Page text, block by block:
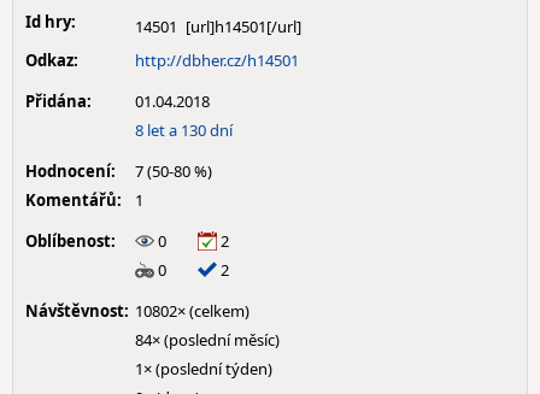
Id hry:
14501
Odkaz:
http://dbher.cz/h14501
Přidána:
01.04.2018
8 let a 130 dní
Hodnocení:
7 (50-80 %)
Komentářů:
1
Oblíbenost:
0
2
0
2
Návštěvnost: 10802× (celkem)
84× (poslední měsíc)
1× (poslední týden)